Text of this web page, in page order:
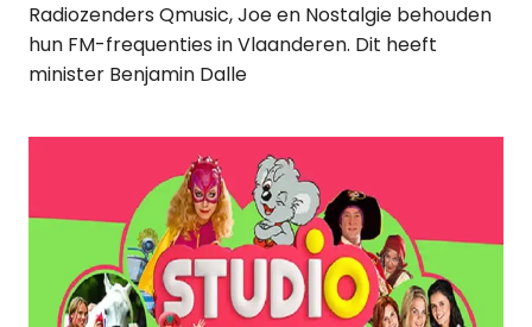
Radiozenders Qmusic, Joe en Nostalgie behouden
hun FM-frequenties in Vlaanderen. Dit heeft
minister Benjamin Dalle